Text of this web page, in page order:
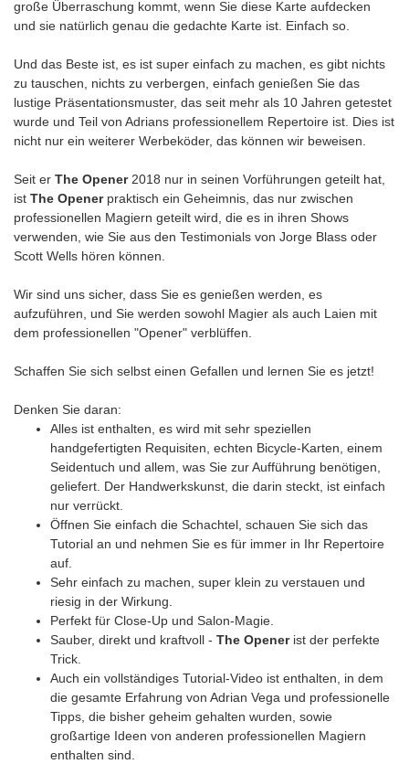
große Überraschung kommt, wenn Sie diese Karte aufdecken
und sie natürlich genau die gedachte Karte ist. Einfach so.
Und das Beste ist, es ist super einfach zu machen, es gibt nichts
zu tauschen, nichts zu verbergen, einfach genießen Sie das
lustige Präsentationsmuster, das seit mehr als 10 Jahren getestet
wurde und Teil von Adrians professionellem Repertoire ist. Dies ist
nicht nur ein weiterer Werbeköder, das können wir beweisen.
Seit er The Opener2018 nur in seinen Vorführungen geteilt hat,
ist The Openerpraktisch ein Geheimnis, das nur zwischen
professionellen Magiern geteilt wird, die es in ihren Shows
verwenden, wie Sie aus den Testimonials von Jorge Blass oder
Scott Wells hören können.
Wir sind uns sicher, dass Sie es genießen werden, es
aufzuführen, und Sie werden sowohl Magier als auch Laien mit
dem professionellen "Opener" verblüffen.
Schaffen Sie sich selbst einen Gefallen und lernen Sie es jetzt!
Denken Sie daran:
Alles ist enthalten, es wird mit sehr speziellen
handgefertigten Requisiten, echten Bicycle-Karten, einem
Seidentuch und allem, was Sie zur Aufführung benötigen,
geliefert. Der Handwerkskunst, die darin steckt, ist einfach
nur verrückt.
Öffnen Sie einfach die Schachtel, schauen Sie sich das
Tutorial an und nehmen Sie es für immer in Ihr Repertoire
auf.
Sehr einfach zu machen, super klein zu verstauen und
riesig in der Wirkung.
Perfekt für Close-Up und Salon-Magie.
Sauber, direkt und kraftvoll - The Openerist der perfekte
Trick.
Auch ein vollständiges Tutorial-Video ist enthalten, in dem
die gesamte Erfahrung von Adrian Vega und professionelle
Tipps, die bisher geheim gehalten wurden, sowie
großartige Ideen von anderen professionellen Magiern
enthalten sind.